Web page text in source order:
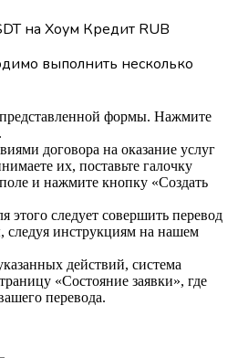
на Хоум Кредит RUB
выполнить несколько
формы. Нажмите
договора на оказание услуг
их, поставьте галочку
и нажмите кнопку «Создать
этого следует совершить перевод
следуя инструкциям на нашем
действий, система
«Состояние заявки», где
перевода.